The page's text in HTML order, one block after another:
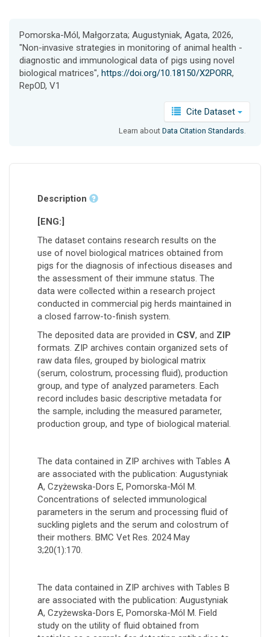
Pomorska-Mól, Małgorzata; Augustyniak, Agata, 2026,
"Non-invasive strategies in monitoring of animal health -
diagnostic and immunological data of pigs using novel
biological matrices", https://doi.org/10.18150/X2PORR,
RepOD, V1
Cite Dataset
Learn aboutData Citation Standards.
Description
[ENG:]
The dataset contains research results on the
use of novel biological matrices obtained from
pigs for the diagnosis of infectious diseases and
the assessment of their immune status. The
data were collected within a research project
conducted in commercial pig herds maintained in
a closed farrow-to-finish system.
The deposited data are provided in CSV, and ZIP
formats. ZIP archives contain organized sets of
raw data files, grouped by biological matrix
(serum, colostrum, processing fluid), production
group, and type of analyzed parameters. Each
record includes basic descriptive metadata for
the sample, including the measured parameter,
production group, and type of biological material.
The data contained in ZIP archives with Tables A
are associated with the publication: Augustyniak
A, Czyżewska-Dors E, Pomorska-Mól M.
Concentrations of selected immunological
parameters in the serum and processing fluid of
suckling piglets and the serum and colostrum of
their mothers. BMC Vet Res. 2024 May
3;20(1):170.
The data contained in ZIP archives with Tables B
are associated with the publication: Augustyniak
A, Czyżewska-Dors E, Pomorska-Mól M. Field
study on the utility of fluid obtained from